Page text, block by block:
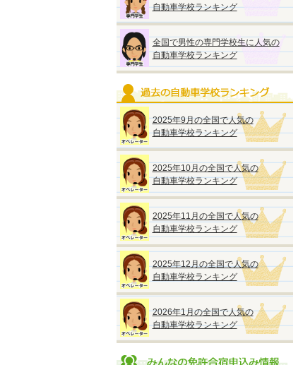
自動車学校ランキング
全国で男性の専門学校生に人気の
自動車学校ランキング
2025年9月の全国で人気の
自動車学校ランキング
2025年10月の全国で人気の
自動車学校ランキング
2025年11月の全国で人気の
自動車学校ランキング
2025年12月の全国で人気の
自動車学校ランキング
2026年1月の全国で人気の
自動車学校ランキング